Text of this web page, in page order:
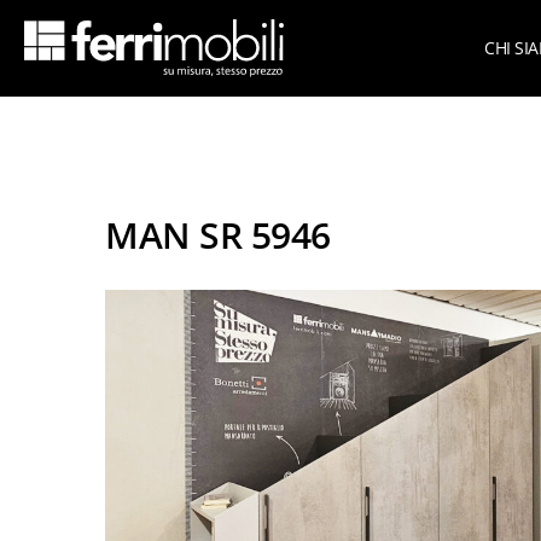
CHI
Armadi per sottoscala
Camere matrimoniali
Living
MAN SR 5946